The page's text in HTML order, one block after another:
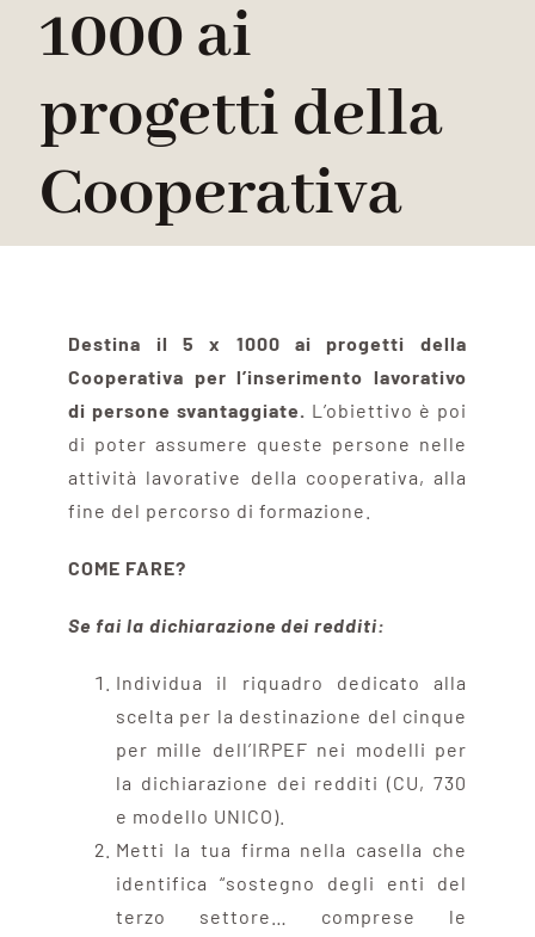
1000 ai
progetti della
Cooperativa
Destina il 5 x 1000 ai progetti della
Cooperativa per l’inserimento lavorativo
di persone svantaggiate. L’obiettivo è poi
di poter assumere queste persone nelle
attività lavorative della cooperativa, alla
fine del percorso di formazione.
COME FARE?
Se fai la dichiarazione dei redditi:
Individua il riquadro dedicato alla
scelta per la destinazione del cinque
per mille dell’IRPEF nei modelli per
la dichiarazione dei redditi (CU, 730
e modello UNICO).
Metti la tua firma nella casella che
identifica “sostegno degli enti del
terzo settore… comprese le